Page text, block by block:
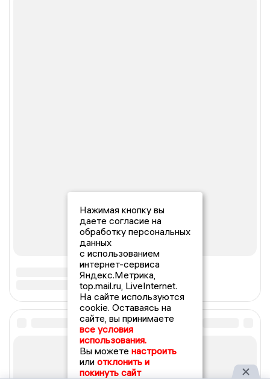
Нажимая кнопку вы
даете согласие на
обработку персональных
данных
с использованием
интернет-сервиса
Яндекс.Метрика,
top.mail.ru, LiveInternet.
На сайте используются
cookie. Оставаясь на
сайте, вы принимаете
все условия
использования.
Вы можете настроить
или отклонить и
покинуть сайт